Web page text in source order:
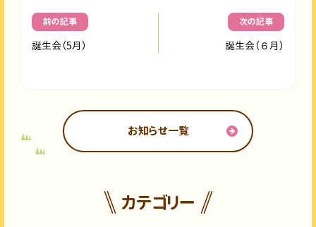
前の記事
誕生会（5月）
次の記事
誕生会（６月）
お知らせ一覧
カテゴリー